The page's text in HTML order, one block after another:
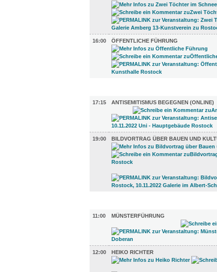
16:00 ÖFFENTLICHE FÜHRUNG
17:15
ANTISEMITISMUS BEGEGNEN (ONLINE)
19:00 BILDVORTRAG ÜBER BAUEN UND
11:00
MÜNSTERFÜHRUNG
12:00 HEIKO RICHTER